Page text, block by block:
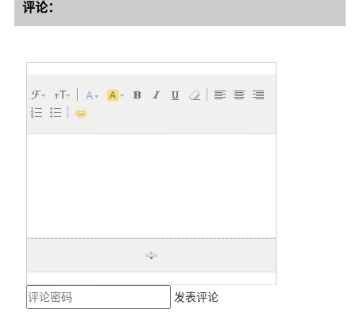
评论：
发表评论